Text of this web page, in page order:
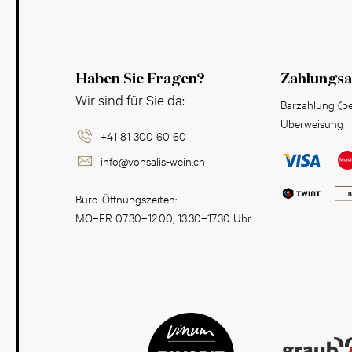
Haben Sie Fragen?
Wir sind für Sie da:
+41 81 300 60 60
info@vonsalis-wein.ch
Büro-Öffnungszeiten:
MO–FR 07.30–12.00, 13.30–17.30 Uhr
Barzahlung
Überweisung